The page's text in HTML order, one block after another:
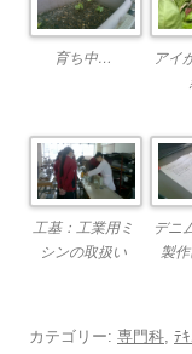
育ち中…
アイ
工基：工業用ミ
シンの取扱い
デニ
製
カテゴリー: 専門科 ﾃ